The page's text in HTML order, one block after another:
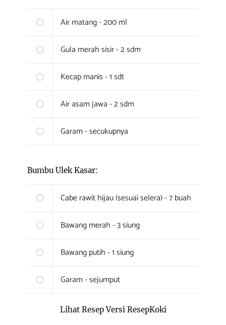
Air matang - 200 ml
Gula merah sisir - 2 sdm
Kecap manis - 1 sdt
Air asam jawa - 2 sdm
Garam - secukupnya
Bumbu Ulek Kasar:
Cabe rawit hijau (sesuai selera) - 7 buah
Bawang merah - 3 siung
Bawang putih - 1 siung
Garam - sejumput
Lihat Resep Versi ResepKoki